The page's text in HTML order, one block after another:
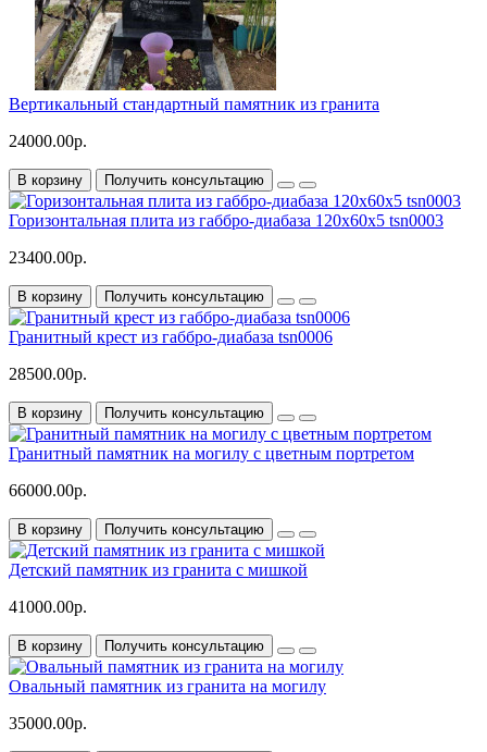
Вертикальный стандартный памятник из гранита
24000.00р.
В корзину Получить консультацию
Горизонтальная плита из габбро-диабаза 120x60x5 tsn0003
23400.00р.
В корзину Получить консультацию
Гранитный крест из габбро-диабаза tsn0006
28500.00р.
В корзину Получить консультацию
Гранитный памятник на могилу с цветным портретом
66000.00р.
В корзину Получить консультацию
Детский памятник из гранита с мишкой
41000.00р.
В корзину Получить консультацию
Овальный памятник из гранита на могилу
35000.00р.